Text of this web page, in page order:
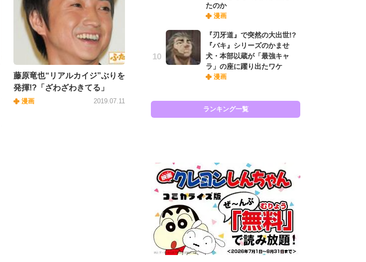
藤原竜也“リアルカイジ”ぶりを
発揮!?「ざわざわきてる」
漫画 2019.07.11
たのか
漫画
『刃牙道』で突然の大出世!?
『バキ』シリーズのかませ
犬・本部以蔵が「最強キャ
ラ」の座に躍り出たワケ
漫画
ランキング一覧